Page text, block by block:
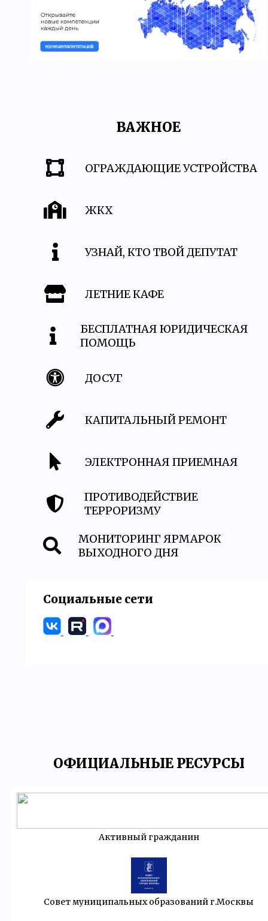
ВАЖНОЕ
ОГРАЖДАЮЩИЕ УСТРОЙСТВА
ЖКХ
УЗНАЙ, КТО ТВОЙ ДЕПУТАТ
ЛЕТНИЕ КАФЕ
БЕСПЛАТНАЯ ЮРИДИЧЕСКАЯ
ПОМОЩЬ
ДОСУГ
КАПИТАЛЬНЫЙ РЕМОНТ
ЭЛЕКТРОННАЯ ПРИЕМНАЯ
ПРОТИВОДЕЙСТВИЕ
ТЕРРОРИЗМУ
МОНИТОРИНГ ЯРМАРОК
ВЫХОДНОГО ДНЯ
Социальные сети
ОФИЦИАЛЬНЫЕ РЕСУРСЫ
Активный гражданин
Совет муниципальных образований г.Москвы